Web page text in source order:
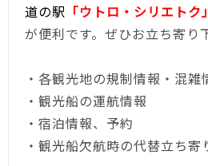
道の駅 「ウトロ・シリエトク」
が便利です。ぜひお立ち寄り
・各観光地の規制情報・混雑
・観光船の運航情報
・宿泊情報、予約
・観光船欠航時の代替立ち